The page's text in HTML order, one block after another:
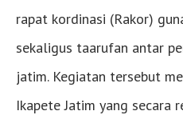
rapat kordinasi (Rakor)
sekaligus taarufan antar
jatim. Kegiatan tersebut
Ikapete Jatim yang secara